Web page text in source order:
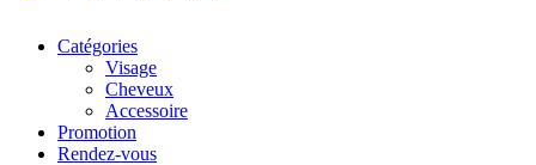
Catégories
Visage
Cheveux
Accessoire
Promotion
Rendez-vous